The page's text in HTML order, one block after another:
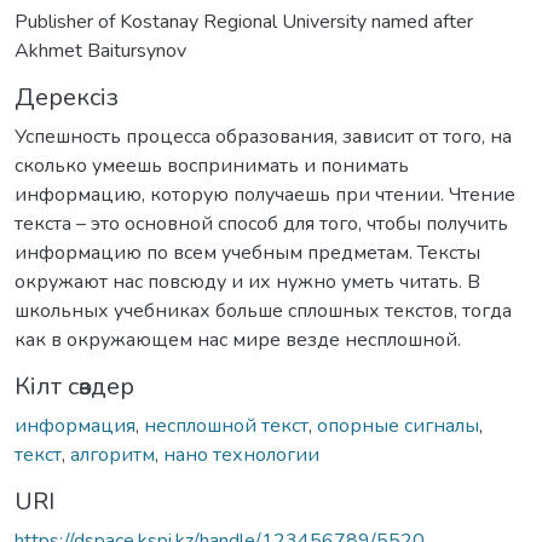
Publisher of Kostanay Regional University named after
Akhmet Baitursynov
Дерексіз
Успешность процесса образования, зависит от того, на
сколько умеешь воспринимать и понимать
информацию, которую получаешь при чтении. Чтение
текста – это основной способ для того, чтобы получить
информацию по всем учебным предметам. Тексты
окружают нас повсюду и их нужно уметь читать. В
школьных учебниках больше сплошных текстов, тогда
как в окружающем нас мире везде несплошной.
Кілт сөздер
информация, несплошной текст, опорные сигналы,
текст, алгоритм, нано технологии
URI